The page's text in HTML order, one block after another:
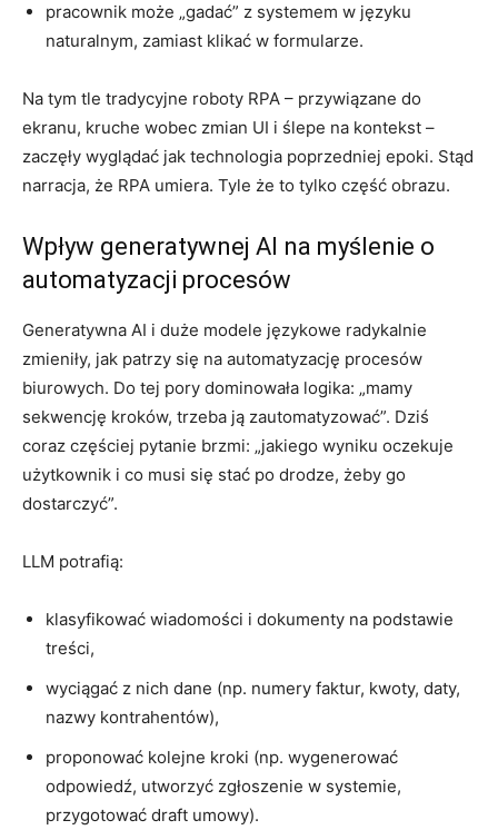
pracownik może „gadać” z systemem w języku
naturalnym, zamiast klikać w formularze.
Na tym tle tradycyjne roboty RPA – przywiązane do
ekranu, kruche wobec zmian UI i ślepe na kontekst –
zaczęły wyglądać jak technologia poprzedniej epoki. Stąd
narracja, że RPA umiera. Tyle że to tylko część obrazu.
Wpływ generatywnej AI na myślenie o
automatyzacji procesów
Generatywna AI i duże modele językowe radykalnie
zmieniły, jak patrzy się na automatyzację procesów
biurowych. Do tej pory dominowała logika: „mamy
sekwencję kroków, trzeba ją zautomatyzować”. Dziś
coraz częściej pytanie brzmi: „jakiego wyniku oczekuje
użytkownik i co musi się stać po drodze, żeby go
dostarczyć”.
LLM potrafią:
klasyfikować wiadomości i dokumenty na podstawie
treści,
wyciągać z nich dane (np. numery faktur, kwoty, daty,
nazwy kontrahentów),
proponować kolejne kroki (np. wygenerować
odpowiedź, utworzyć zgłoszenie w systemie,
przygotować draft umowy).